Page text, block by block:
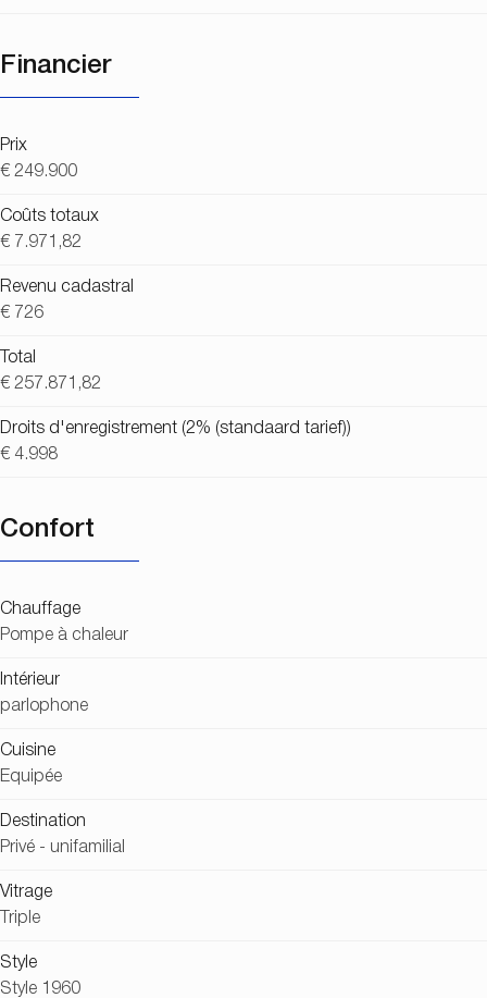
Financier
Prix
€ 249.900
Coûts totaux
€ 7.971,82
Revenu cadastral
€ 726
Total
€ 257.871,82
Droits d'enregistrement (2% (standaard tarief))
€ 4.998
Confort
Chauffage
Pompe à chaleur
Intérieur
parlophone
Cuisine
Equipée
Destination
Privé - unifamilial
Vitrage
Triple
Style
Style 1960